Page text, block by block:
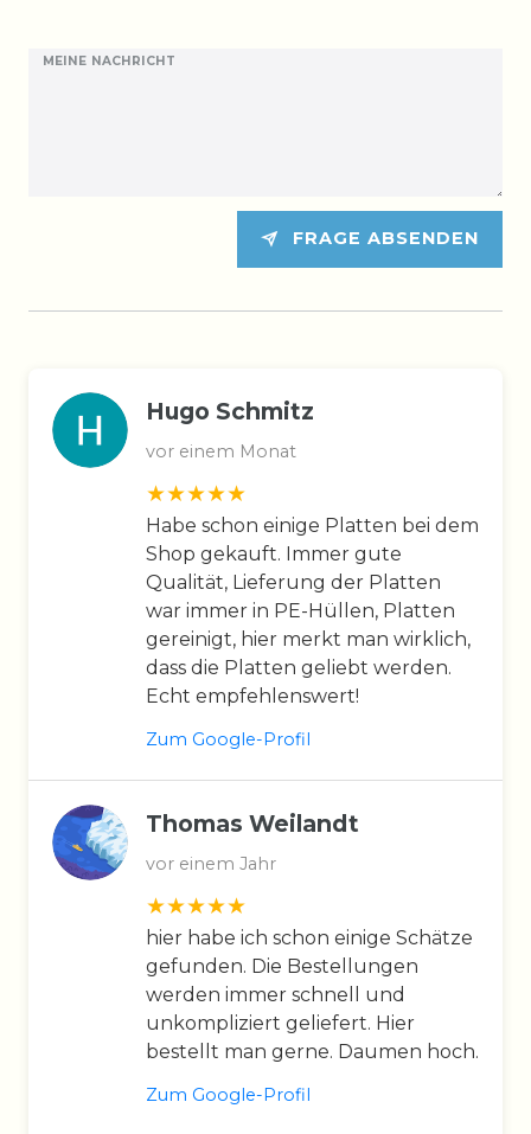
MEINE NACHRICHT
FRAGE ABSENDEN
Hugo Schmitz
vor einem Monat
Habe schon einige Platten bei dem
Shop gekauft. Immer gute
Qualität, Lieferung der Platten
war immer in PE-Hüllen, Platten
gereinigt, hier merkt man wirklich,
dass die Platten geliebt werden.
Echt empfehlenswert!
Zum Google-Profil
Thomas Weilandt
vor einem Jahr
hier habe ich schon einige Schätze
gefunden. Die Bestellungen
werden immer schnell und
unkompliziert geliefert. Hier
bestellt man gerne. Daumen hoch.
Zum Google-Profil